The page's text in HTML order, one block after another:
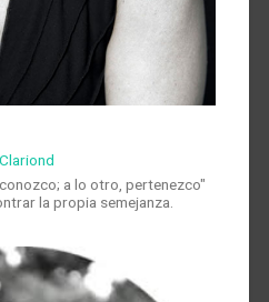
a lo otro, pertenezco"
la propia semejanza.